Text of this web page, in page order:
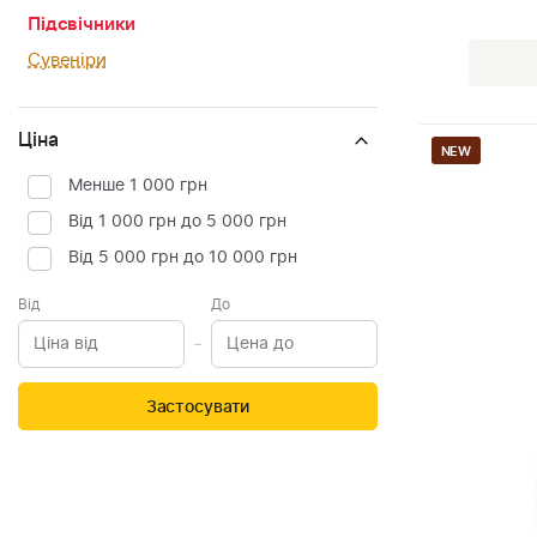
Підсвічники
Сувеніри
Ціна
Менше 1 000 грн
Від 1 000 грн до 5 000 грн
Від 5 000 грн до 10 000 грн
Від До
Застосувати
NEW